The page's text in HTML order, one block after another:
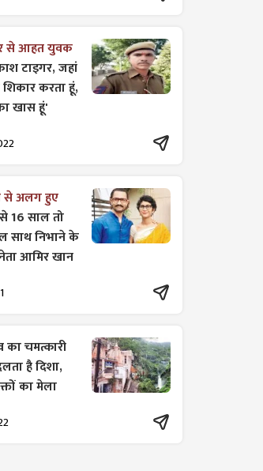
से आहत युवक
टाइगर, जहां
करता हूं,
खास हूं'
से अलग हुए
16 साल तो
साथ निभाने के
आमिर खान
चमत्कारी
है दिशा,
का मेला